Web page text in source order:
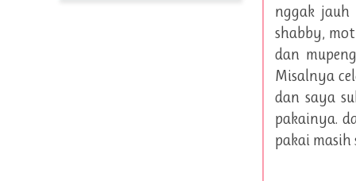
nggak jauh
shabby,
dan
Misalnya
dan saya
pakainya.
pakai masih